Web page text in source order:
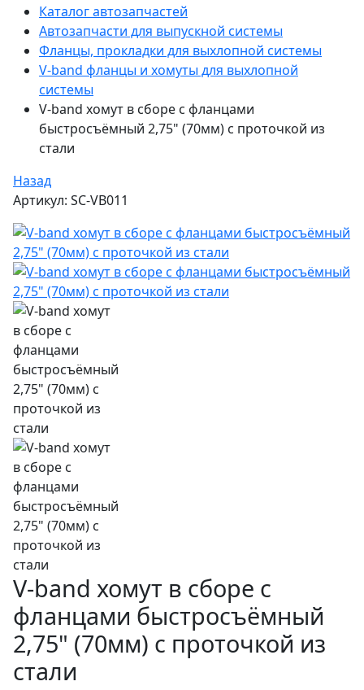
Каталог автозапчастей
Автозапчасти для выпускной системы
Фланцы, прокладки для выхлопной системы
V-band фланцы и хомуты для выхлопной
системы
V-band хомут в сборе с фланцами
быстросъёмный 2,75" (70мм) с проточкой из
стали
Назад
Артикул: SC-VB011
V-band хомут в сборе с
фланцами быстросъёмный
2,75" (70мм) с проточкой из
стали